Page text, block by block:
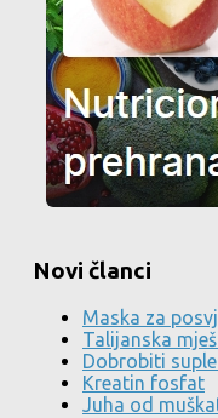
Novi članci
Maska za
Talijanska
Dobrobiti
Kreatin fosfat
Juha od